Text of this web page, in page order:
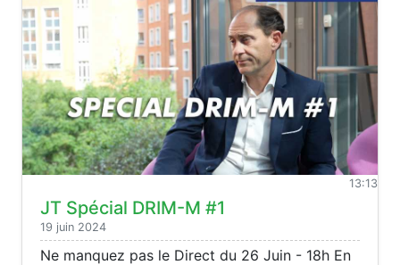
13:13
JT Spécial DRIM-M #1
19 juin 2024
Ne manquez pas le Direct du 26 Juin - 18h En